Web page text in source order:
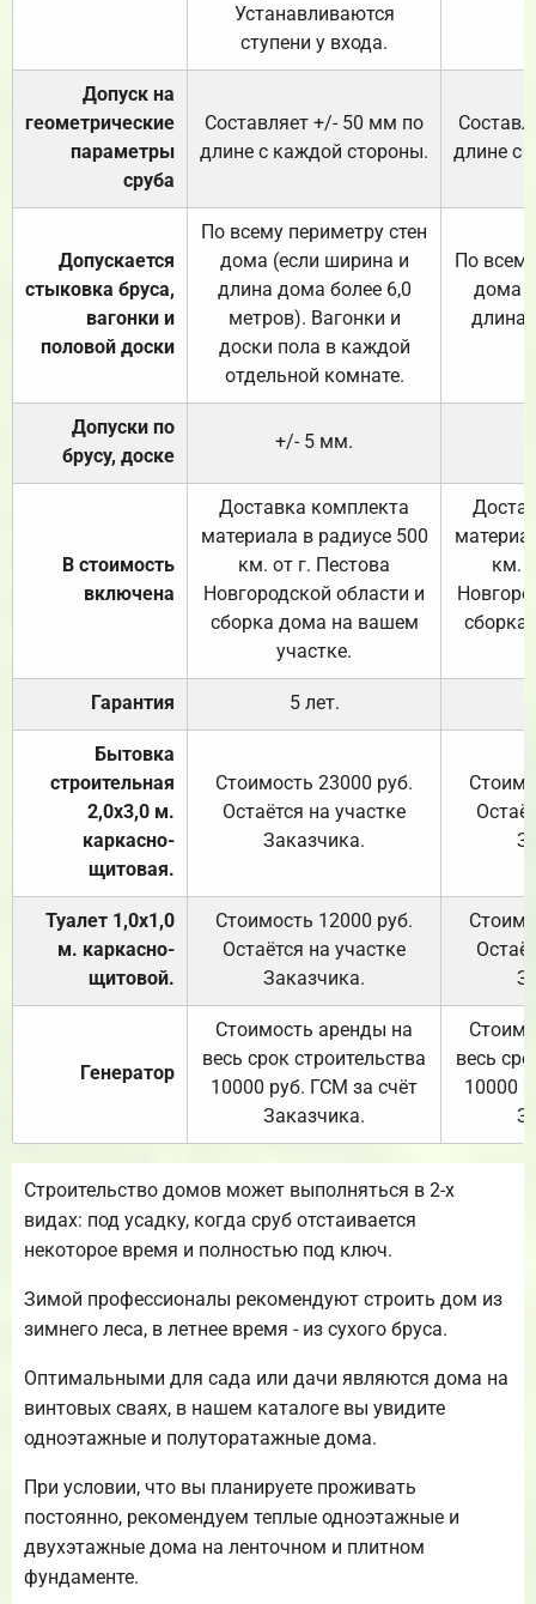
Устанавливаются
ступени у входа.
Допуск на
геометрические
параметры
сруба
Составляет +/- 50 мм по
длине с каждой стороны.
длине с
Допускается
стыковка бруса,
вагонки и
половой доски
По всему периметру стен
дома (если ширина и
длина дома более 6,0
метров). Вагонки и
доски пола в каждой
отдельной комнате.
По
дома
длина
Допуски по
брусу, доске
+/- 5 мм.
В стоимость
включена
Доставка комплекта
материала в радиусе 500
км. от г. Пестова
Новгородской области и
сборка дома на вашем
участке.
км.
Гарантия 5 лет.
Бытовка
строительная
2,0х3,0 м.
каркасно-
щитовая.
Стоимость 23000 руб.
Остаётся на участке
Заказчика.
Туалет 1,0х1,0
м. каркасно-
щитовой.
Стоимость 12000 руб.
Остаётся на участке
Заказчика.
Генератор
Стоимость аренды на
весь срок строительства
10000 руб. ГСМ за счёт
Заказчика.
весь
10000
Строительство домов может выполняться в 2-х
видах: под усадку, когда сруб отстаивается
некоторое время и полностью под ключ.
Зимой профессионалы рекомендуют строить дом из
зимнего леса, в летнее время - из сухого бруса.
Оптимальными для сада или дачи являются дома на
винтовых сваях, в нашем каталоге вы увидите
одноэтажные и полуторатажные дома.
При условии, что вы планируете проживать
постоянно, рекомендуем теплые одноэтажные и
двухэтажные дома на ленточном и плитном
фундаменте.